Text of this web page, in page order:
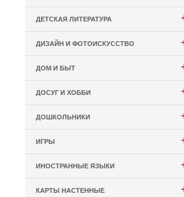
ДЕТСКАЯ ЛИТЕРАТУРА
ДИЗАЙН И ФОТОИСКУССТВО
ДОМ И БЫТ
ДОСУГ И ХОББИ
ДОШКОЛЬНИКИ
ИГРЫ
ИНОСТРАННЫЕ ЯЗЫКИ
КАРТЫ НАСТЕННЫЕ